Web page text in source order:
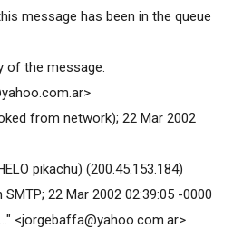
message has been in the queue
of the message.
>
from network); 22 Mar 2002
pikachu) (200.45.153.184)
22 Mar 2002 02:39:05 -0000
<jorgebaffa@yahoo.com.ar>